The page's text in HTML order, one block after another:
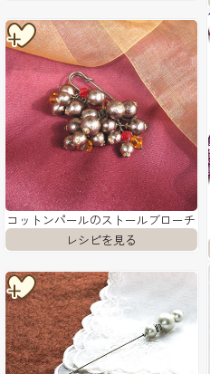
コットンパールのストールブローチ